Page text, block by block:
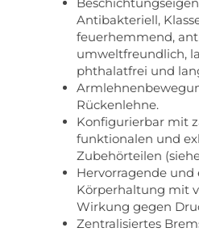
Antibakteriell,
feuerhemmend,
umweltfreundlich,
phthalatfrei und
Rückenlehne.
Konfigurierbar mit
funktionalen und
Zubehörteilen
Hervorragende und
Körperhaltung mit
Wirkung gegen
Zentralisiertes